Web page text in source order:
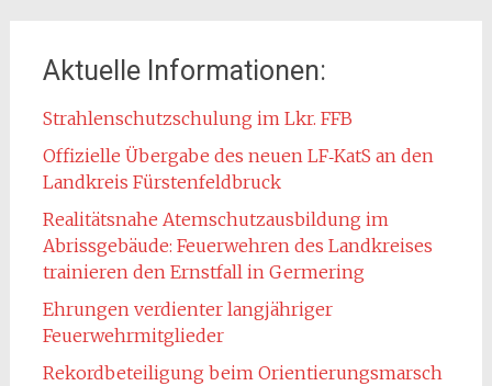
Aktuelle Informationen:
Strahlenschutzschulung im Lkr. FFB
Offizielle Übergabe des neuen LF‑KatS an den
Landkreis Fürstenfeldbruck
Realitätsnahe Atemschutzausbildung im
Abrissgebäude: Feuerwehren des Landkreises
trainieren den Ernstfall in Germering
Ehrungen verdienter langjähriger
Feuerwehrmitglieder
Rekordbeteiligung beim Orientierungsmarsch